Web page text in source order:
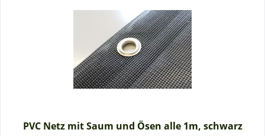
PVC Netz mit Saum und Ösen alle 1m, schwarz